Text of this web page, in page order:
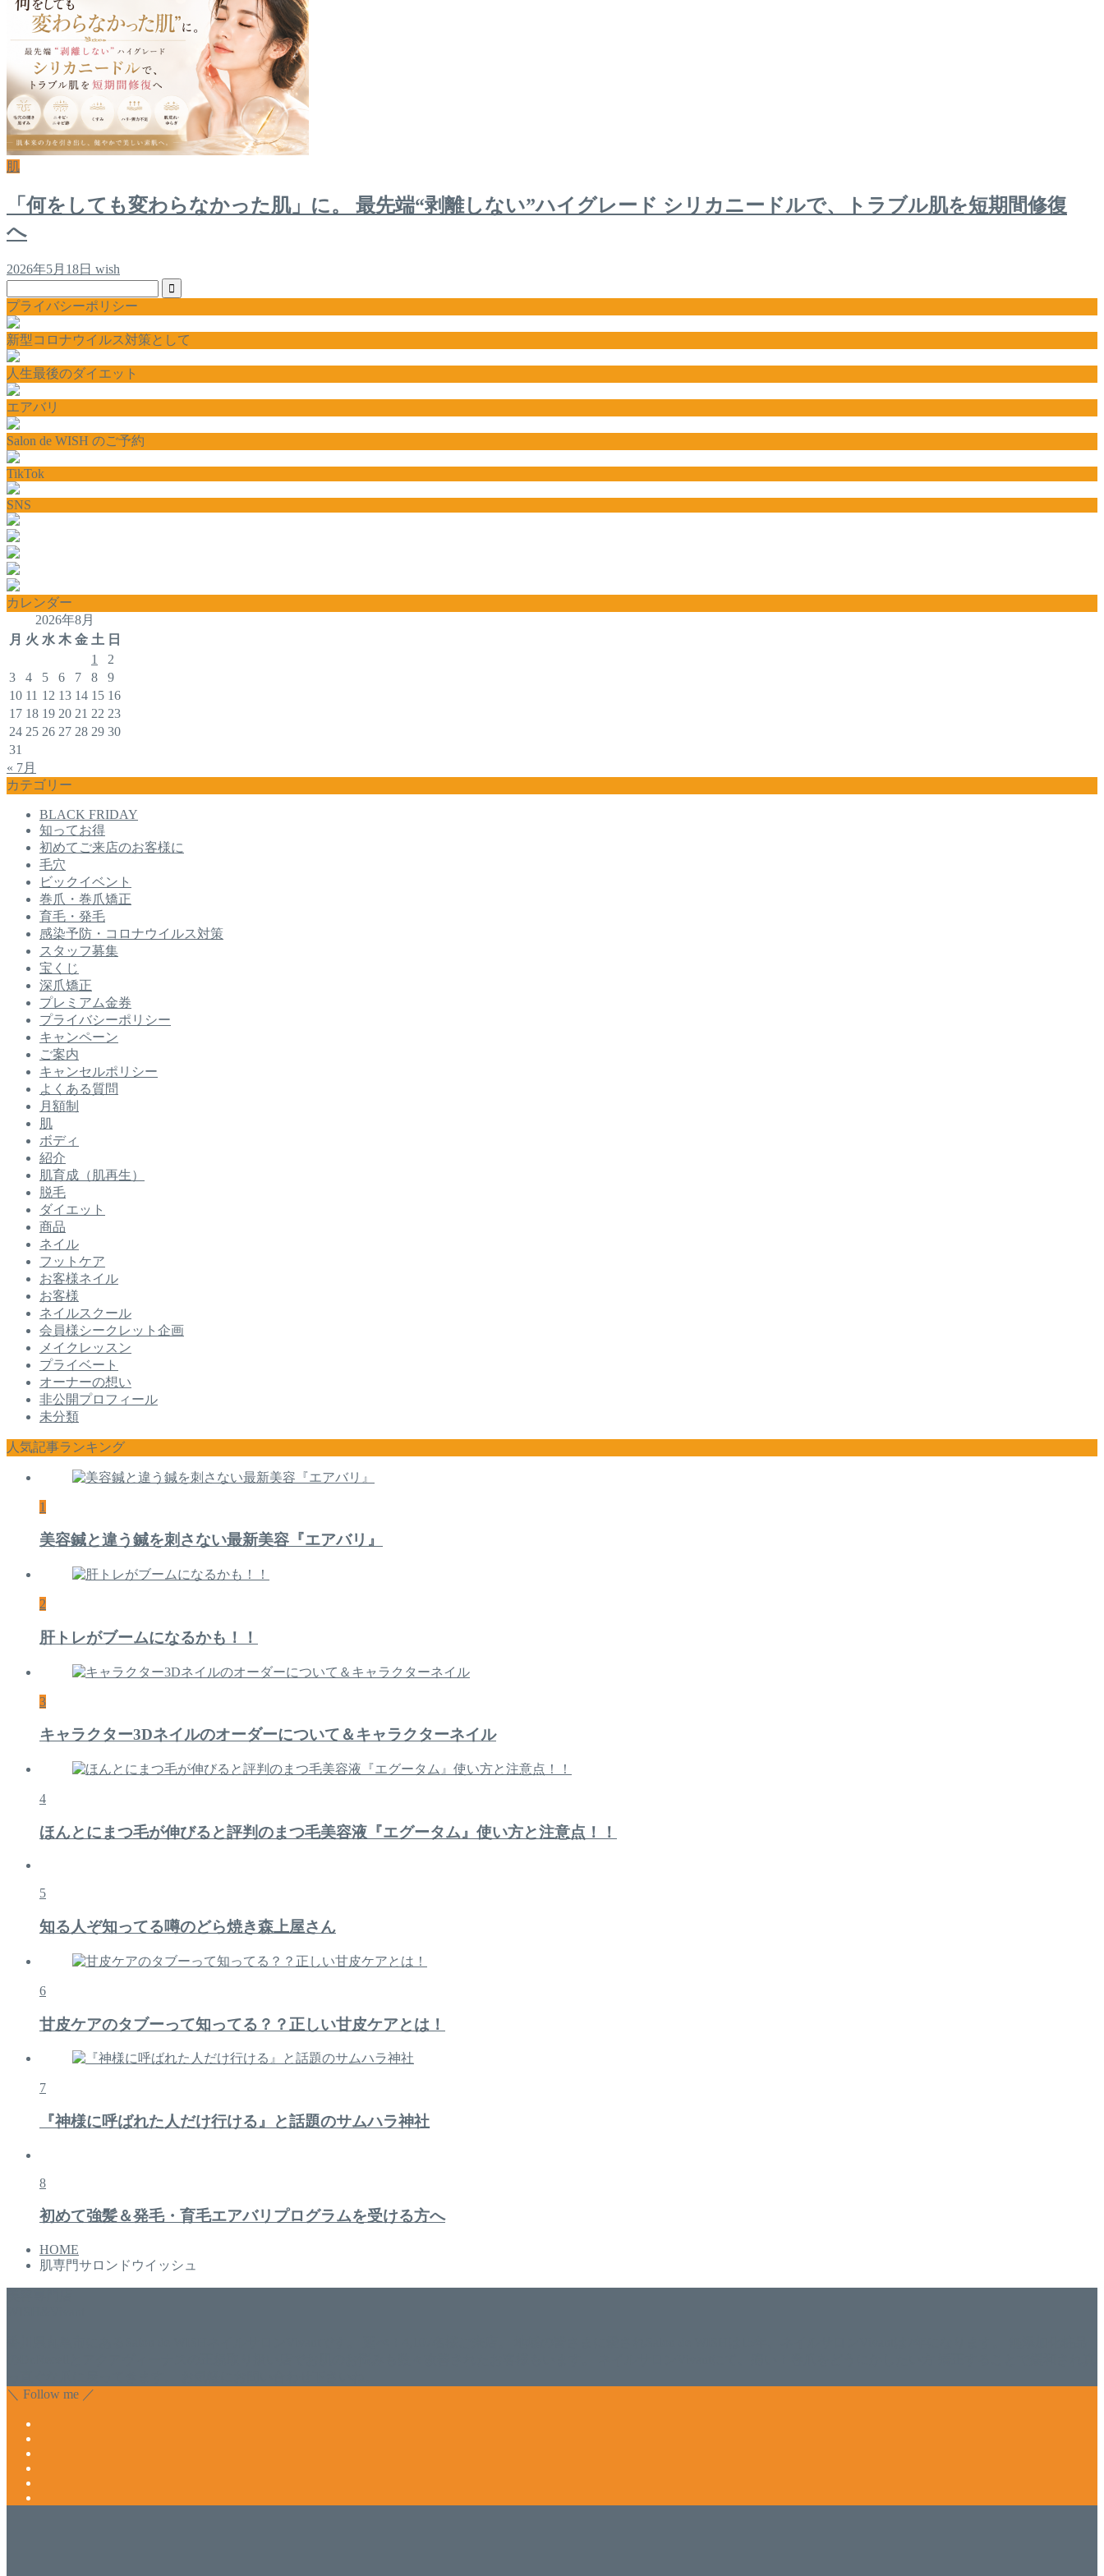
肌
「何をしても変わらなかった肌」に。 最先端“剥離しない”ハイグレード シリカニードルで、トラブル肌を短期間修復
へ
2026年5月18日 wish
プライバシーポリシー
新型コロナウイルス対策として
人生最後のダイエット
エアバリ
Salon de WISH のご予約
TikTok
SNS
カレンダー
2026年8月
月 火 水 木 金 土 日
1
2
3
4 5 6 7 8
9
10 11 12 13 14 15 16
17 18 19 20 21 22 23
24 25 26 27 28 29 30
31
« 7月
カテゴリー
BLACK FRIDAY
知ってお得
初めてご来店のお客様に
毛穴
ビックイベント
巻爪・巻爪矯正
育毛・発毛
感染予防・コロナウイルス対策
スタッフ募集
宝くじ
深爪矯正
プレミアム金券
プライバシーポリシー
キャンペーン
ご案内
キャンセルポリシー
よくある質問
月額制
肌
ボディ
紹介
肌育成（肌再生）
脱毛
ダイエット
商品
ネイル
フットケア
お客様ネイル
お客様
ネイルスクール
会員様シークレット企画
メイクレッスン
プライベート
オーナーの想い
非公開プロフィール
未分類
人気記事ランキング
1
美容鍼と違う鍼を刺さない最新美容『エアバリ』
2
肝トレがブームになるかも！！
3
キャラクター3Dネイルのオーダーについて＆キャラクターネイル
4
ほんとにまつ毛が伸びると評判のまつ毛美容液『エグータム』使い方と注意点！！
5
知る人ぞ知ってる噂のどら焼き森上屋さん
6
甘皮ケアのタブーって知ってる？？正しい甘皮ケアとは！
7
『神様に呼ばれた人だけ行ける』と話題のサムハラ神社
8
初めて強髪＆発毛・育毛エアバリプログラムを受ける方へ
HOME
肌専門サロンドウイッシュ
＼ Follow me ／